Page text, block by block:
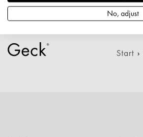
Start ›
No, adjust